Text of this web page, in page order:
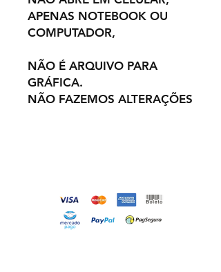
APENAS NOTEBOOK OU
COMPUTADOR,
NÃO É ARQUIVO PARA
GRÁFICA.
NÃO FAZEMOS ALTERAÇÕES